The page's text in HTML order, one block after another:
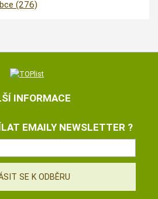
(276)
INFORMACE
EMAILY NEWSLETTER ?